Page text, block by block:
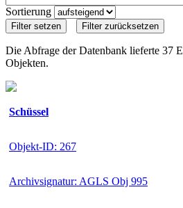
Sortierung
Die Abfrage der Datenbank lieferte 37
Objekten.
Schüssel
Objekt-ID: 267
Archivsignatur: AGLS Obj 995